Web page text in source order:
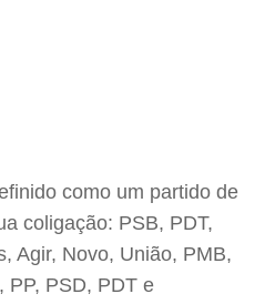
como um partido de
coligação: PSB, PDT,
Agir, Novo, União, PMB,
PP, PSD, PDT e